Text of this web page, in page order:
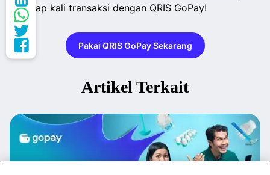
setiap kali transaksi dengan QRIS GoPay!
Pakai QRIS GoPay Sekarang
Artikel Terkait